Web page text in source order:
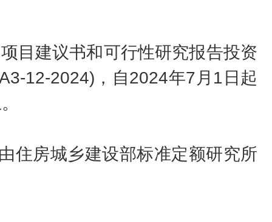
建议书和可行性研究报告投资
12-2024)，自2024年7月1日起
房城乡建设部标准定额研究所